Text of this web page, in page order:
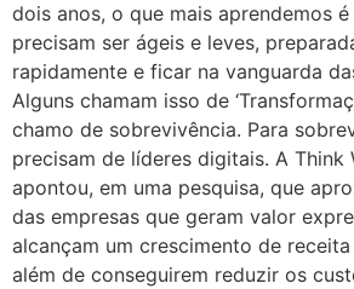
dois anos, o que mais aprendemos
precisam ser ágeis e leves,
rapidamente e ficar na vanguarda
Alguns chamam isso de
chamo de sobrevivência. Para
precisam de líderes digitais. A Think
apontou, em uma pesquisa, que
das empresas que geram valor
alcançam um crescimento de
além de conseguirem reduzir os